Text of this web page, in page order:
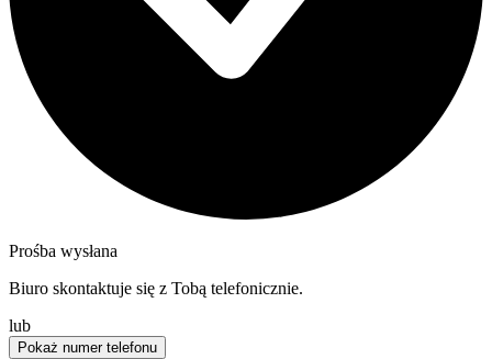
Prośba wysłana
Biuro skontaktuje się z Tobą telefonicznie.
lub
Pokaż numer telefonu